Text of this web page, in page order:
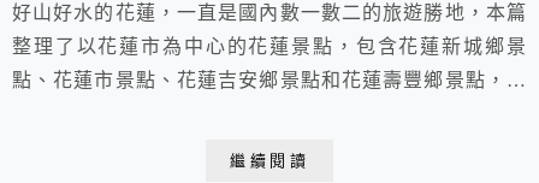
好山好水的花蓮，一直是國內數一數二的旅遊勝地，本篇
整理了以花蓮市為中心的花蓮景點，包含花蓮新城鄉景
點、花蓮市景點、花蓮吉安鄉景點和花蓮壽豐鄉景點，供
繼續閱讀